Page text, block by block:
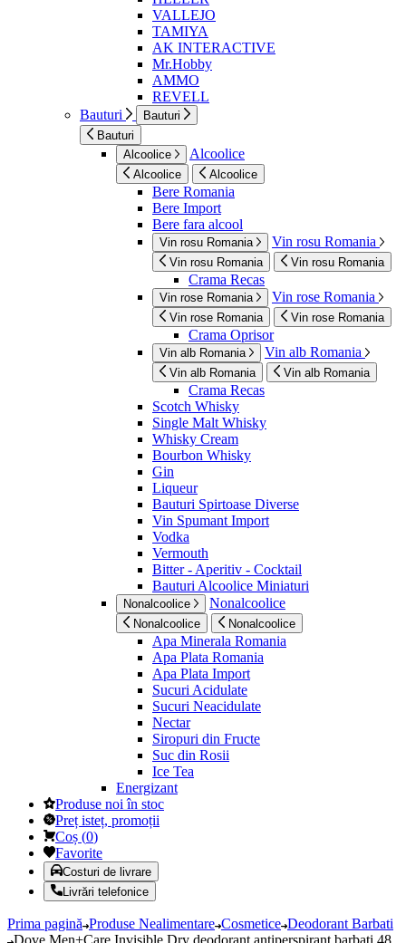
VALLEJO
TAMIYA
AK INTERACTIVE
Mr.Hobby
AMMO
REVELL
Bauturi
Bauturi
Bauturi
Alcoolice
Alcoolice
Alcoolice Alcoolice
Bere Romania
Bere Import
Bere fara alcool
Vin rosu Romania Vin rosu Romania
Vin rosu Romania Vin rosu Romania
Crama Recas
Vin rose Romania Vin rose Romania
Vin rose Romania Vin rose Romania
Crama Oprisor
Vin alb Romania Vin alb Romania
Vin alb Romania Vin alb Romania
Crama Recas
Scotch Whisky
Single Malt Whisky
Whisky Cream
Bourbon Whisky
Gin
Liqueur
Bauturi Spirtoase Diverse
Vin Spumant Import
Vodka
Vermouth
Bitter - Aperitiv - Cocktail
Bauturi Alcoolice Miniaturi
Nonalcoolice Nonalcoolice
Nonalcoolice Nonalcoolice
Apa Minerala Romania
Apa Plata Romania
Apa Plata Import
Sucuri Acidulate
Sucuri Neacidulate
Nectar
Siropuri din Fructe
Suc din Rosii
Ice Tea
Energizant
Produse noi în stoc
Preț isteț, promoții
Coș (0)
Favorite
Costuri de livrare
Livrări telefonice
Prima pagină Produse Nealimentare Cosmetice Deodorant Barbati